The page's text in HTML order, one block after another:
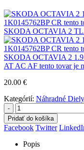
SKODA OCTAVIA 2
SKODA OCTAVIA 2
AT AC AF tento tovar je
20.00 €
Kategórií: Náhradné Diely
-
Pridať do košíka
Facebook Twitter
Popis